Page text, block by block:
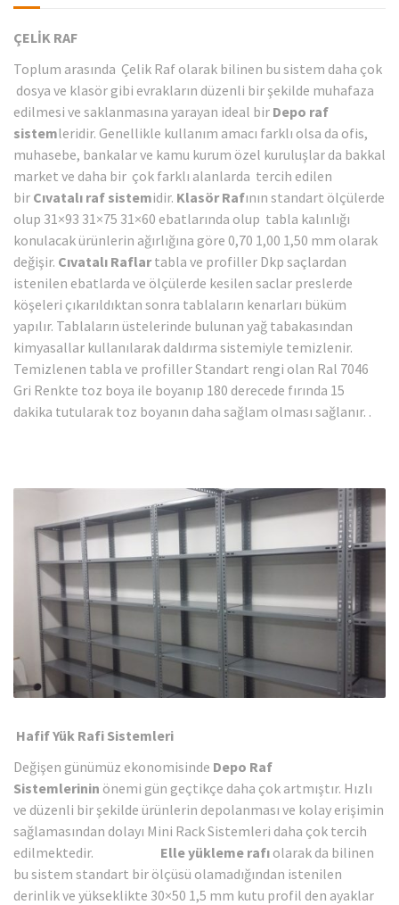
ÇELİK RAF
Toplum arasında Çelik Raf olarak bilinen bu sistem daha çok
dosya ve klasör gibi evrakların düzenli bir şekilde muhafaza
edilmesi ve saklanmasına yarayan ideal bir Depo raf
sistemleridir. Genellikle kullanım amacı farklı olsa da ofis,
muhasebe, bankalar ve kamu kurum özel kuruluşlar da bakkal
market ve daha bir çok farklı alanlarda tercih edilen
bir Cıvatalı raf sistemidir. Klasör Rafının standart ölçülerde
olup 31×93 31×75 31×60 ebatlarında olup tabla kalınlığı
konulacak ürünlerin ağırlığına göre 0,70 1,00 1,50 mm olarak
değişir. Cıvatalı Raflartabla ve profiller Dkp saçlardan
istenilen ebatlarda ve ölçülerde kesilen saclar preslerde
köşeleri çıkarıldıktan sonra tablaların kenarları büküm
yapılır. Tablaların üstelerinde bulunan yağ tabakasından
kimyasallar kullanılarak daldırma sistemiyle temizlenir.
Temizlenen tabla ve profiller Standart rengi olan Ral 7046
Gri Renkte toz boya ile boyanıp 180 derecede fırında 15
dakika tutularak toz boyanın daha sağlam olması sağlanır. .
Hafif Yük Rafi Sistemleri
Değişen günümüz ekonomisinde Depo Raf
Sistemlerinin önemi gün geçtikçe daha çok artmıştır. Hızlı
ve düzenli bir şekilde ürünlerin depolanması ve kolay erişimin
sağlamasından dolayı Mini Rack Sistemleri daha çok tercih
edilmektedir.
Elle yükleme rafı olarak da bilinen
bu sistem standart bir ölçüsü olamadığından istenilen
derinlik ve yükseklikte 30×50 1,5 mm kutu profil den ayaklar